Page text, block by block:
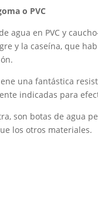
o PVC
agua en PVC y
y la caseína, que
una fantástica
indicadas para
son botas de agua
los otros materiales.